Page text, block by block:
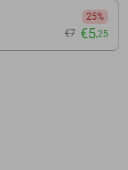
25%
€7 €5,25